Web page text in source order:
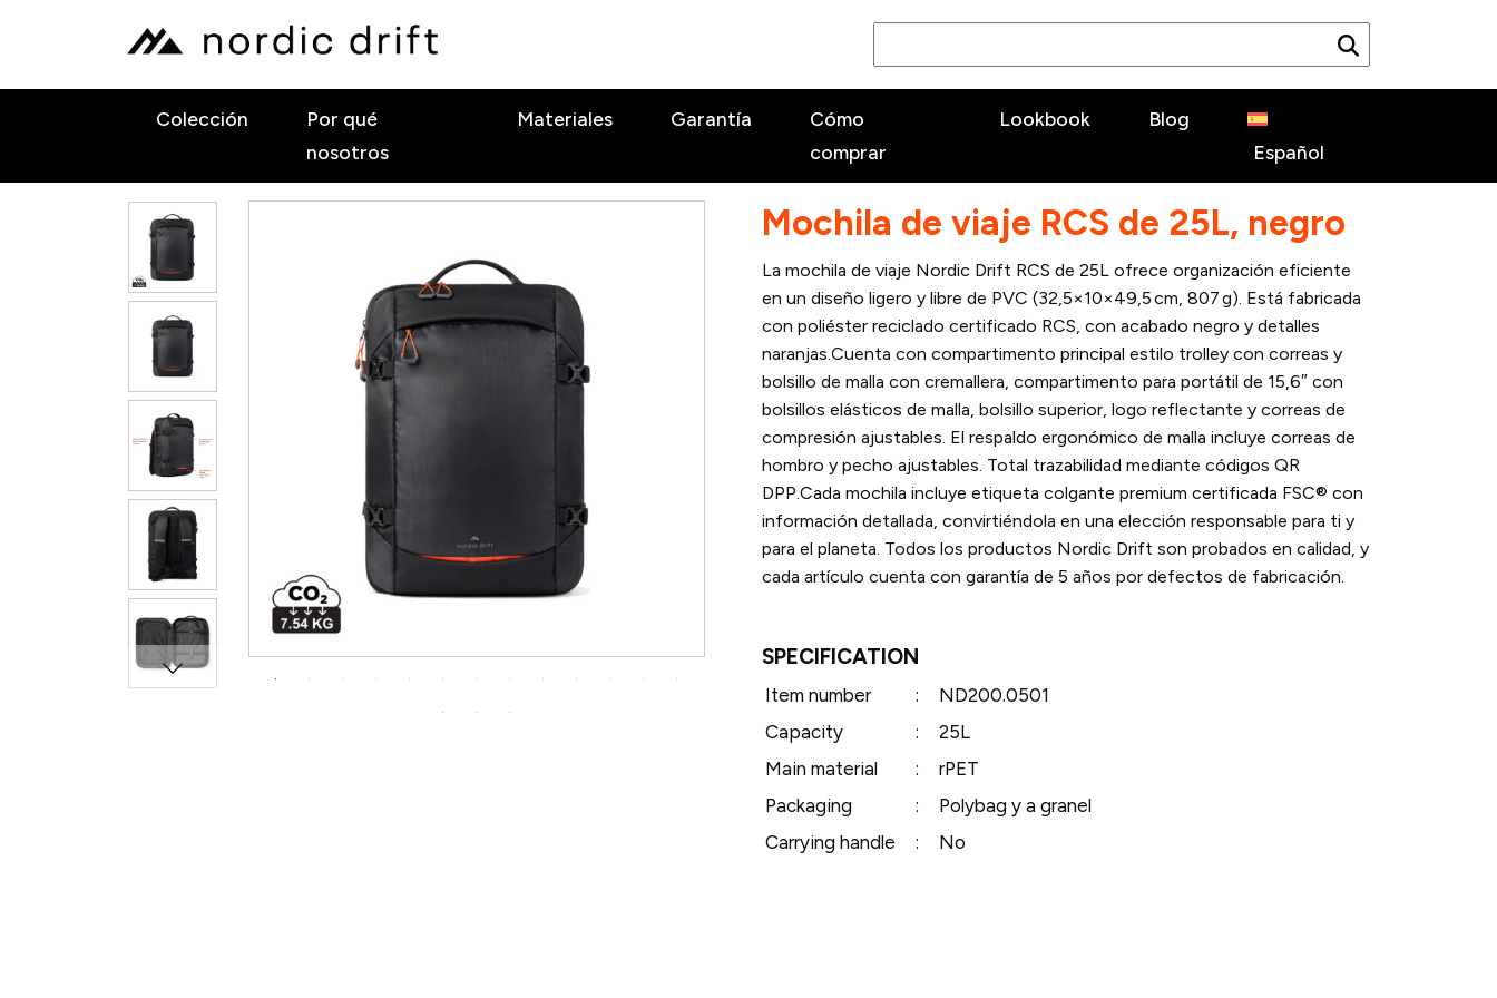
Colección
Por qué
nosotros
Materiales Garantía
Cómo
comprar
Lookbook
Blog
Español
Mochila de viaje RCS de 25L, negro
La mochila de viaje Nordic Drift RCS de 25L ofrece organización eficiente
en un diseño ligero y libre de PVC (32,5×10×49,5 cm, 807 g). Está fabricada
con poliéster reciclado certificado RCS, con acabado negro y detalles
naranjas.Cuenta con compartimento principal estilo trolley con correas y
bolsillo de malla con cremallera, compartimento para portátil de 15,6″ con
bolsillos elásticos de malla, bolsillo superior, logo reflectante y correas de
compresión ajustables. El respaldo ergonómico de malla incluye correas de
hombro y pecho ajustables. Total trazabilidad mediante códigos QR
DPP.Cada mochila incluye etiqueta colgante premium certificada FSC® con
información detallada, convirtiéndola en una elección responsable para ti y
para el planeta. Todos los productos Nordic Drift son probados en calidad, y
cada artículo cuenta con garantía de 5 años por defectos de fabricación.
SPECIFICATION
Item number :
ND200.0501
Capacity
:
25L
Main material
:
rPET
Packaging
:
Polybag y a granel
Carrying handle
: No